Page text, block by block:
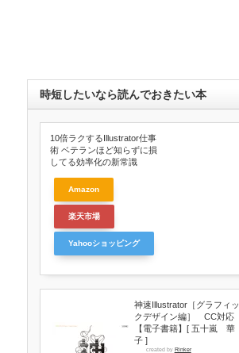
時短したいなら読んでおきたい本
10倍ラクするIllustrator仕事
術 ベテランほど知らずに損
してる効率化の新常識
Amazon
楽天市場
Yahooショッピング
神速Illustrator［グラフィッ
クデザイン編］ CC対応
【電子書籍】[ 五十嵐 華
子 ]
created by Rinker